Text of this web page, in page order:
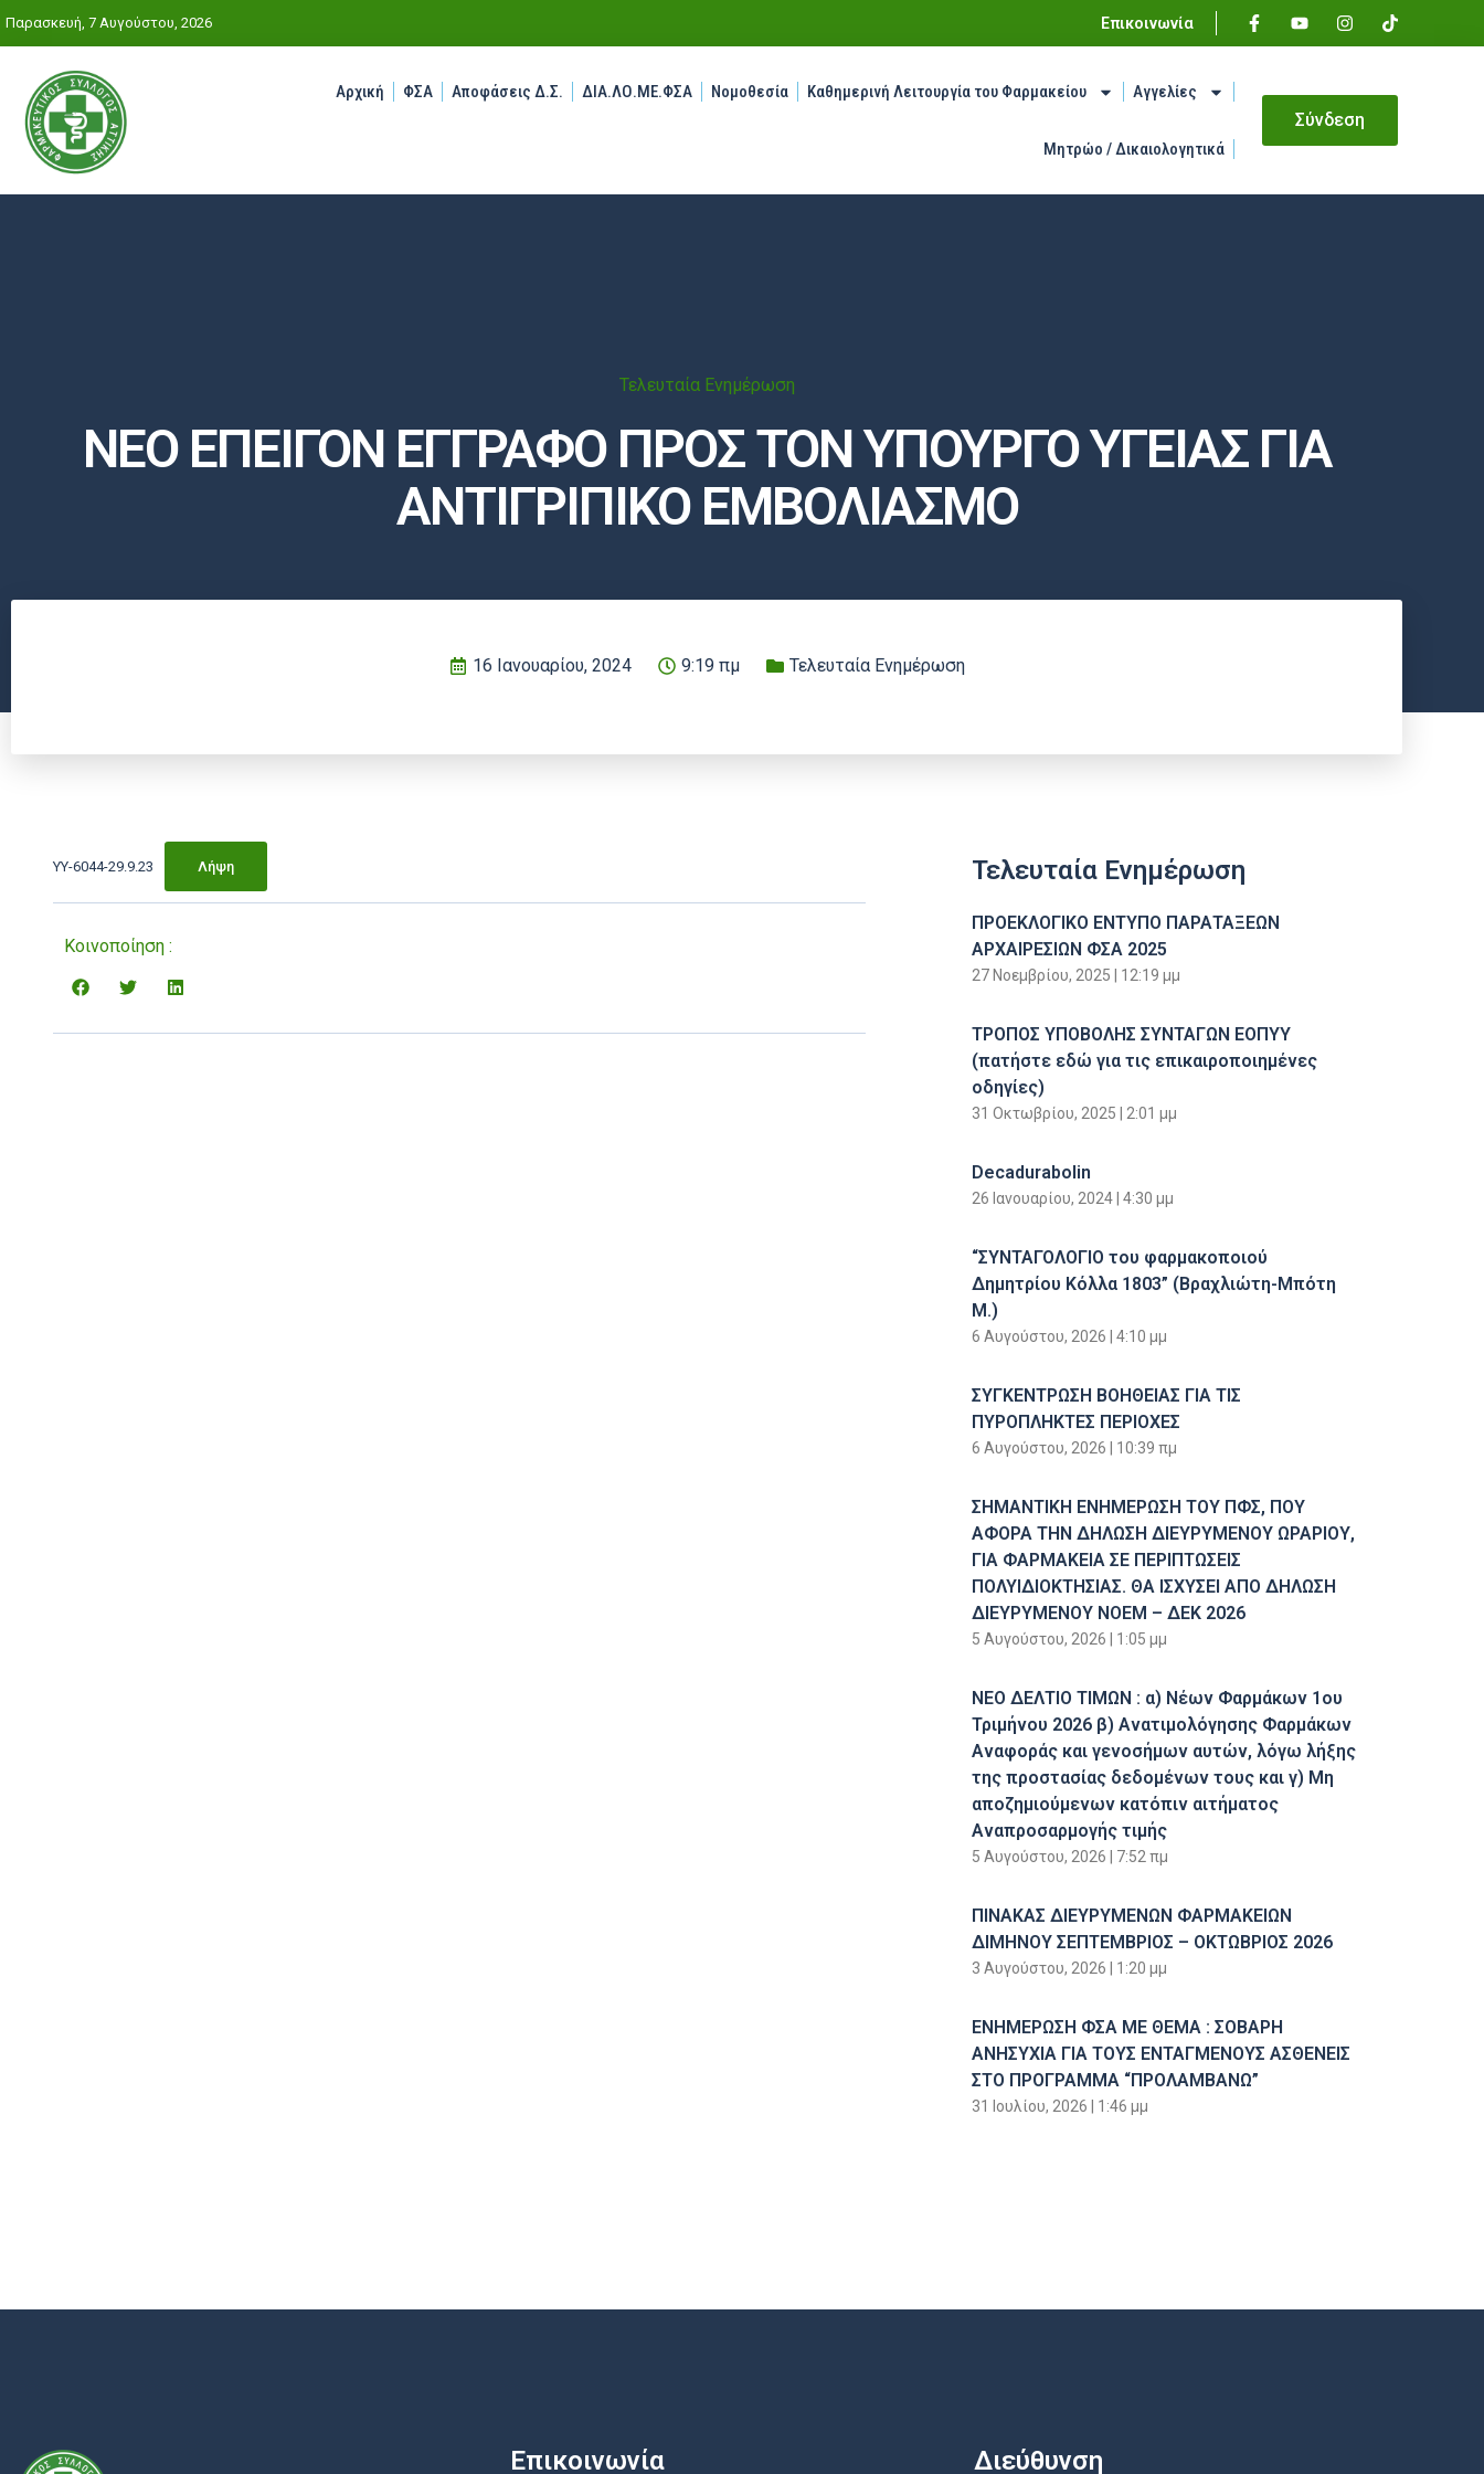
Παρασκευή, 7 Αυγούστου, 2026 Επικοινωνία
Αρχική ΦΣΑ Αποφάσεις Δ.Σ. ΔΙΑ.ΛΟ.ΜΕ.ΦΣΑ Νομοθεσία Καθημερινή Λειτουργία του Φαρμακείου Αγγελίες
Μητρώο / Δικαιολογητικά
Σύνδεση
Τελευταία Ενημέρωση
ΝΕΟ ΕΠΕΙΓΟΝ ΕΓΓΡΑΦΟ ΠΡΟΣ ΤΟΝ ΥΠΟΥΡΓΟ ΥΓΕΙΑΣ ΓΙΑ
ΑΝΤΙΓΡΙΠΙΚΟ ΕΜΒΟΛΙΑΣΜΟ
16 Ιανουαρίου, 2024 9:19 πμ Τελευταία Ενημέρωση
ΥΥ-6044-29.9.23 Λήψη
Κοινοποίηση :
Τελευταία Ενημέρωση
ΠΡΟΕΚΛΟΓΙΚΟ ΕΝΤΥΠΟ ΠΑΡΑΤΑΞΕΩΝ
ΑΡΧΑΙΡΕΣΙΩΝ ΦΣΑ 2025
27 Νοεμβρίου, 2025 12:19 μμ
ΤΡΟΠΟΣ ΥΠΟΒΟΛΗΣ ΣΥΝΤΑΓΩΝ ΕΟΠΥΥ
(πατήστε εδώ για τις επικαιροποιημένες
οδηγίες)
31 Οκτωβρίου, 2025 2:01 μμ
Decadurabolin
26 Ιανουαρίου, 2024 4:30 μμ
“ΣΥΝΤΑΓΟΛΟΓΙΟ του φαρμακοποιού
Δημητρίου Κόλλα 1803” (Βραχλιώτη-Μπότη
Μ.)
6 Αυγούστου, 2026 4:10 μμ
ΣΥΓΚΕΝΤΡΩΣΗ ΒΟΗΘΕΙΑΣ ΓΙΑ ΤΙΣ
ΠΥΡΟΠΛΗΚΤΕΣ ΠΕΡΙΟΧΕΣ
6 Αυγούστου, 2026 10:39 πμ
ΣΗΜΑΝΤΙΚΗ ΕΝΗΜΕΡΩΣΗ ΤΟΥ ΠΦΣ, ΠΟΥ
ΑΦΟΡΑ ΤΗΝ ΔΗΛΩΣΗ ΔΙΕΥΡΥΜΕΝΟΥ ΩΡΑΡΙΟΥ,
ΓΙΑ ΦΑΡΜΑΚΕΙΑ ΣΕ ΠΕΡΙΠΤΩΣΕΙΣ
ΠΟΛΥΙΔΙΟΚΤΗΣΙΑΣ. ΘΑ ΙΣΧΥΣΕΙ ΑΠΟ ΔΗΛΩΣΗ
ΔΙΕΥΡΥΜΕΝΟΥ ΝΟΕΜ – ΔΕΚ 2026
5 Αυγούστου, 2026 1:05 μμ
ΝΕΟ ΔΕΛΤΙΟ ΤΙΜΩΝ : α) Νέων Φαρμάκων 1ου
Τριμήνου 2026 β) Ανατιμολόγησης Φαρμάκων
Αναφοράς και γενοσήμων αυτών, λόγω λήξης
της προστασίας δεδομένων τους και γ) Μη
αποζημιούμενων κατόπιν αιτήματος
Αναπροσαρμογής τιμής
5 Αυγούστου, 2026 7:52 πμ
ΠΙΝΑΚΑΣ ΔΙΕΥΡΥΜΕΝΩΝ ΦΑΡΜΑΚΕΙΩΝ
ΔΙΜΗΝΟΥ ΣΕΠΤΕΜΒΡΙΟΣ – ΟΚΤΩΒΡΙΟΣ 2026
3 Αυγούστου, 2026 1:20 μμ
ΕΝΗΜΕΡΩΣΗ ΦΣΑ ΜΕ ΘΕΜΑ : ΣΟΒΑΡΗ
ΑΝΗΣΥΧΙΑ ΓΙΑ ΤΟΥΣ ΕΝΤΑΓΜΕΝΟΥΣ ΑΣΘΕΝΕΙΣ
ΣΤΟ ΠΡΟΓΡΑΜΜΑ “ΠΡΟΛΑΜΒΑΝΩ”
31 Ιουλίου, 2026 1:46 μμ
Επικοινωνία Διεύθυνση